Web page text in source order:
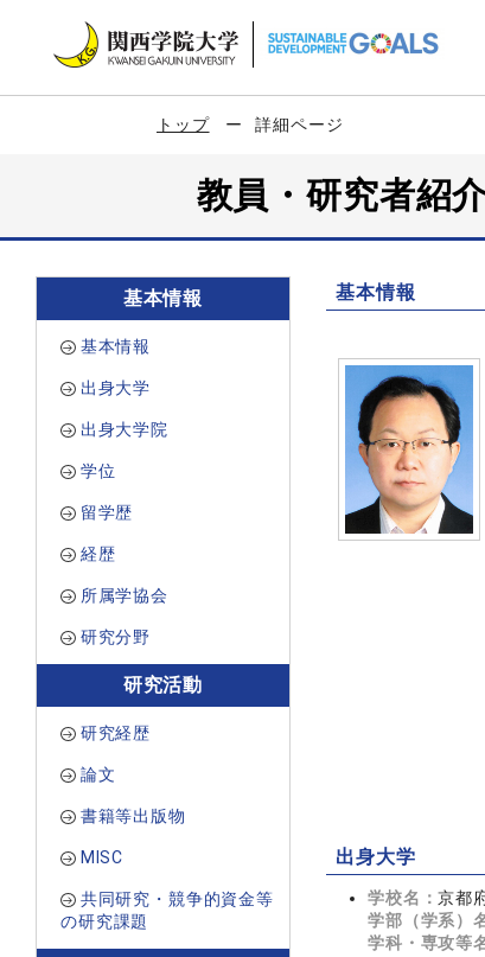
トップ 詳細ページ
教員・研究者
基本情報
基本情報
出身大学
出身大学院
学位
留学歴
経歴
所属学協会
研究分野
研究活動
研究経歴
論文
書籍等出版物
MISC
共同研究・競争的資金等
の研究課題
基本情報
出身大学
学校名：京都
学部（学系）
学科・専攻等